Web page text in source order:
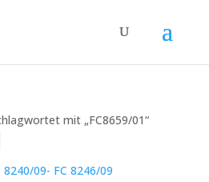
mit „FC8659/01“